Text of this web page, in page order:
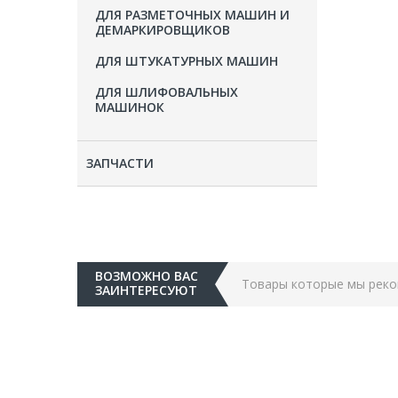
ДЛЯ РАЗМЕТОЧНЫХ МАШИН И
ДЕМАРКИРОВЩИКОВ
ДЛЯ ШТУКАТУРНЫХ МАШИН
ДЛЯ ШЛИФОВАЛЬНЫХ
МАШИНОК
ЗАПЧАСТИ
ВОЗМОЖНО ВАС
ЗАИНТЕРЕСУЮТ
Товары которые мы